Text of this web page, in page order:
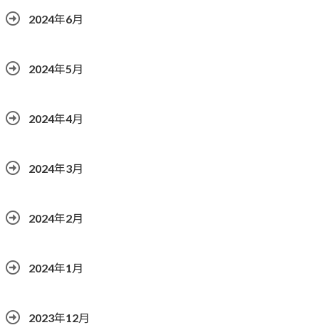
2024年6月
2024年5月
2024年4月
2024年3月
2024年2月
2024年1月
2023年12月